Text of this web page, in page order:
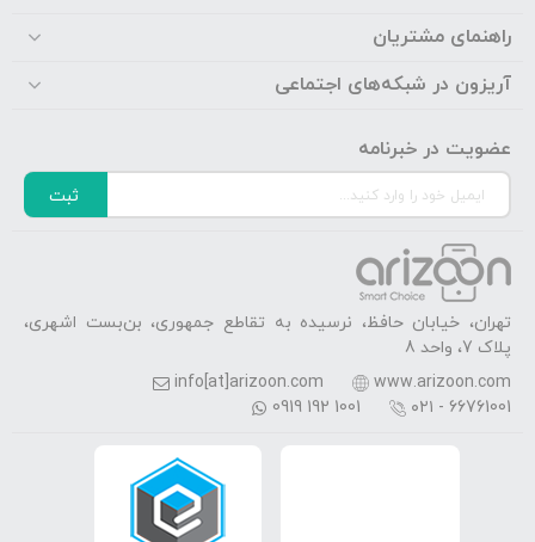
راهنمای مشتریان
آریزون در شبکه‌های اجتماعی
عضویت در خبرنامه
ثبت
تهران، خیابان حافظ، نرسیده به تقاطع جمهوری، بن‌بست اشهری،
پلاک 7، واحد 8
www.arizoon.com
info[at]arizoon.com
۰۲۱ - 66761001
0919 192 1001